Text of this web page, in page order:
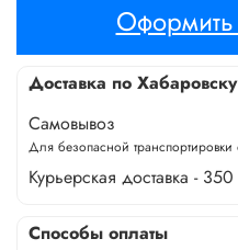
Оформить
Доставка по Хабаровску
Самовывоз
Для безопасной транспортировки
Курьерская доставка -
Способы оплаты